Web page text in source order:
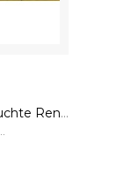
Blinker Seitenblinker Blinkerleuchte Renault Laguna 1 I links Fahrerseite